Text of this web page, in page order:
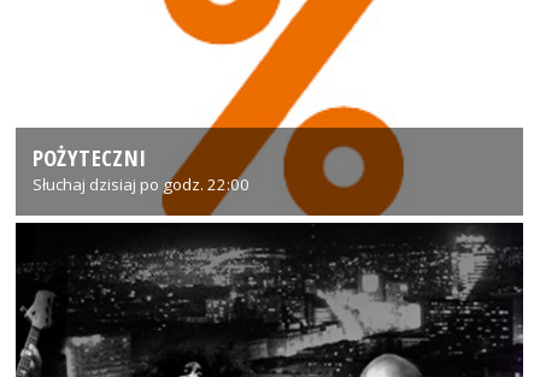
POŻYTECZNI
Słuchaj dzisiaj po godz. 22:00